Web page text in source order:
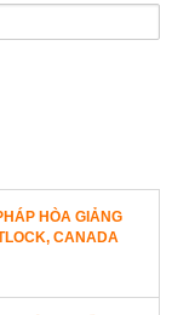
HÒA GIẢNG
CANADA